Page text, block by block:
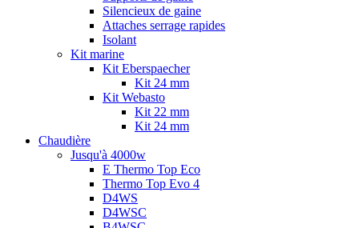
Silencieux de gaine
Attaches serrage rapides
Isolant
Kit marine
Kit Eberspaecher
Kit 24 mm
Kit Webasto
Kit 22 mm
Kit 24 mm
Chaudière
Jusqu'à 4000w
E Thermo Top Eco
Thermo Top Evo 4
D4WS
D4WSC